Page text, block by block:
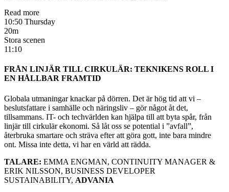
Read more
10:50 Thursday
20m
Stora scenen
11:10
FRÅN LINJÄR TILL CIRKULÄR: TEKNIKENS ROLL I
EN HÅLLBAR FRAMTID
Globala utmaningar knackar på dörren. Det är hög tid att vi –
beslutsfattare i samhälle och näringsliv – gör något åt det,
tillsammans. IT- och techvärlden kan hjälpa till att byta spår, från
linjär till cirkulär ekonomi. Så låt oss se potential i ”avfall”,
återbruka smartare och sträva efter att göra gott, inte bara mindre
ont. Missa inte detta, vi har en värld att rädda.
TALARE: EMMA ENGMAN, CONTINUITY MANAGER &
ERIK NILSSON, BUSINESS DEVELOPER
SUSTAINABILITY, ADVANIA